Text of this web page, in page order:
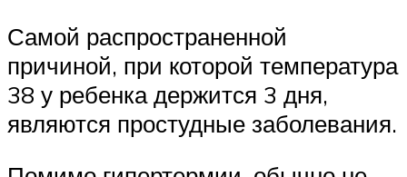
Самой распространенной
причиной, при которой температура
38 у ребенка держится 3 дня,
являются простудные заболевания.